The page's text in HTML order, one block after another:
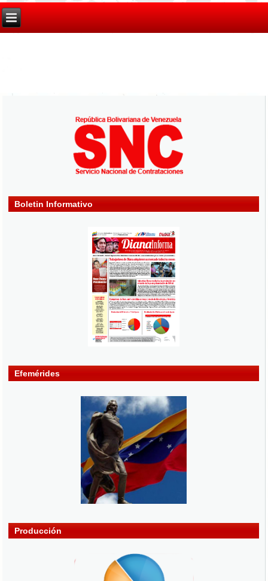
Boletin Informativo
Efemérides
Producción